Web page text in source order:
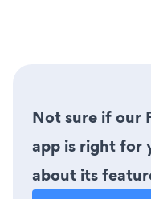
Not sure if our
app is right for
about its